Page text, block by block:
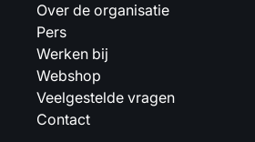
Over de organisatie
Pers
Werken bij
Webshop
Veelgestelde vragen
Contact